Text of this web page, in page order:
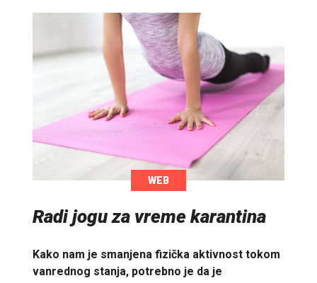
WEB
Radi jogu za vreme karantina
Kako nam je smanjena fizička aktivnost tokom
vanrednog stanja, potrebno je da je